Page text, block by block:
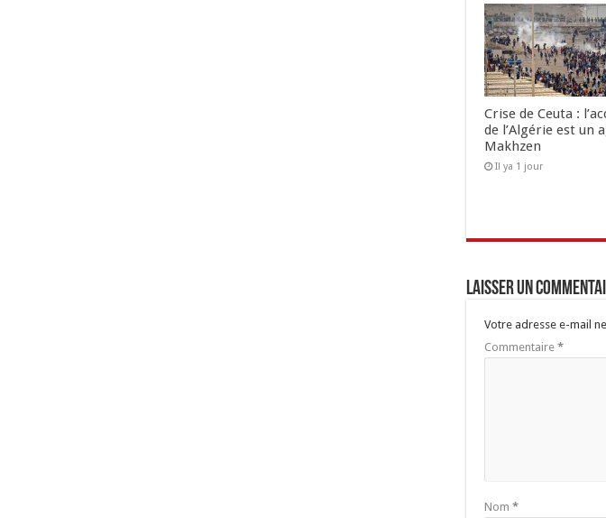
Crise de Ceuta :
de l’Algérie est un
Makhzen
Il ya 1 jour
Laisser un
Votre adresse e-mail
Commentaire *
Nom *